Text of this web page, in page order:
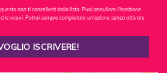
non ti cancellerà dalla lista. Puoi annullare l'iscrizione
ricevi. Potrai sempre completare un'azione senza attivare